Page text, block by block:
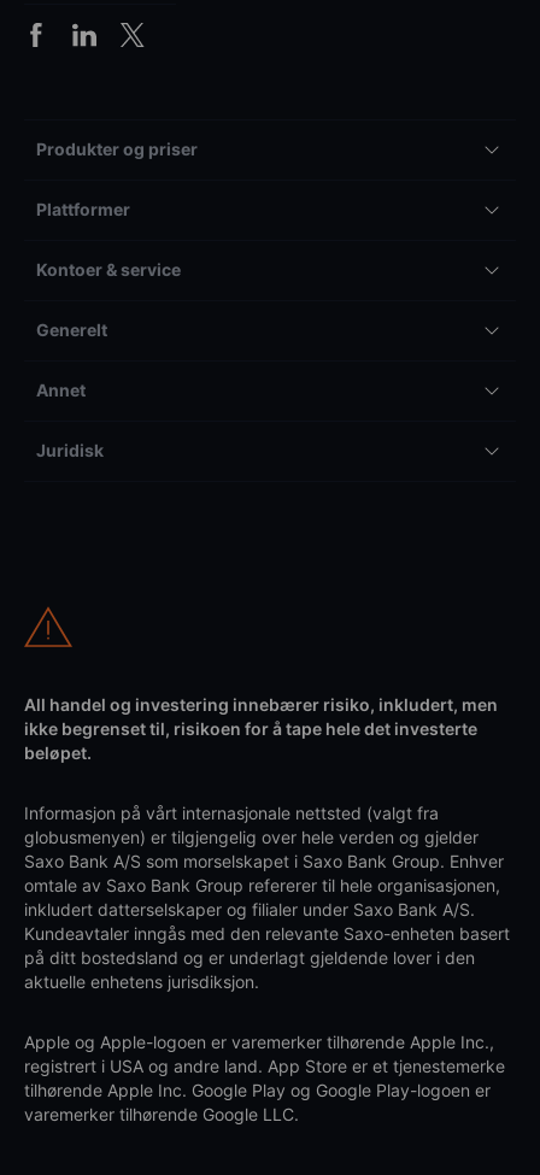
Produkter og priser
Plattformer
Kontoer & service
Generelt
Annet
Juridisk
All handel og investering innebærer risiko, inkludert, men
ikke begrenset til, risikoen for å tape hele det investerte
beløpet.
Informasjon på vårt internasjonale nettsted (valgt fra
globusmenyen) er tilgjengelig over hele verden og gjelder
Saxo Bank A/S som morselskapet i Saxo Bank Group. Enhver
omtale av Saxo Bank Group refererer til hele organisasjonen,
inkludert datterselskaper og filialer under Saxo Bank A/S.
Kundeavtaler inngås med den relevante Saxo-enheten basert
på ditt bostedsland og er underlagt gjeldende lover i den
aktuelle enhetens jurisdiksjon.
Apple og Apple-logoen er varemerker tilhørende Apple Inc.,
registrert i USA og andre land. App Store er et tjenestemerke
tilhørende Apple Inc. Google Play og Google Play-logoen er
varemerker tilhørende Google LLC.